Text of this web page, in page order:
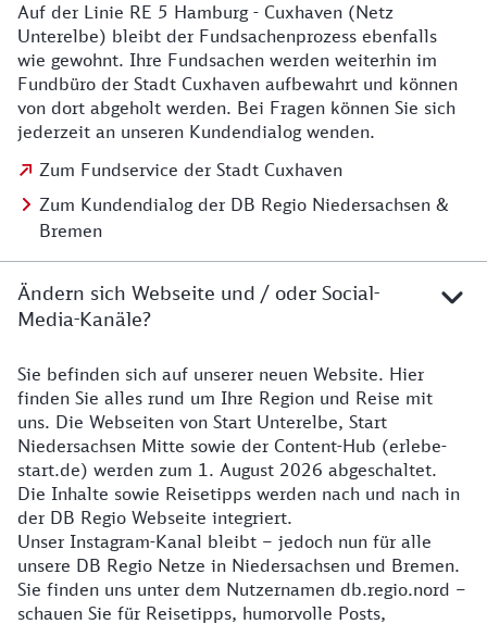
Auf der Linie RE 5 Hamburg - Cuxhaven (Netz
Unterelbe) bleibt der Fundsachenprozess ebenfalls
wie gewohnt. Ihre Fundsachen werden weiterhin im
Fundbüro der Stadt Cuxhaven aufbewahrt und können
von dort abgeholt werden. Bei Fragen können Sie sich
jederzeit an unseren Kundendialog wenden.
Zum Fundservice der Stadt Cuxhaven
Zum Kundendialog der DB Regio Niedersachsen &
Bremen
Ändern sich Webseite und / oder Social-
Media-Kanäle?
Details zur Website
Sie befinden sich auf unserer neuen Website. Hier
finden Sie alles rund um Ihre Region und Reise mit
uns. Die Webseiten von Start Unterelbe, Start
Niedersachsen Mitte sowie der Content-Hub (erlebe-
start.de) werden zum 1. August 2026 abgeschaltet.
Die Inhalte sowie Reisetipps werden nach und nach in
der DB Regio Webseite integriert.
Unser Instagram-Kanal bleibt – jedoch nun für alle
unsere DB Regio Netze in Niedersachsen und Bremen.
Sie finden uns unter dem Nutzernamen db.regio.nord –
schauen Sie für Reisetipps, humorvolle Posts,